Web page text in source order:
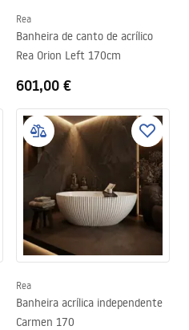
Rea
Banheira de canto de acrílico
Rea Orion Left 170cm
601,00 €
Rea
Banheira acrílica independente
Carmen 170